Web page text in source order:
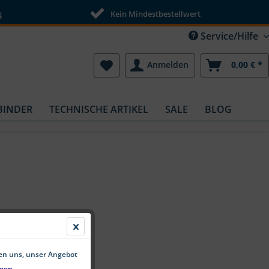
Kein Mindestbestellwert
Service/Hilfe
Anmelden 0,00 € *
TECHNISCHE ARTIKEL SALE BLOG
uns, unser Angebot